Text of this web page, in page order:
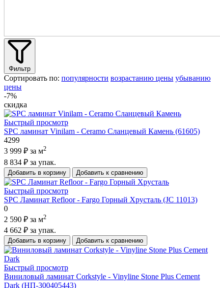
Фильтр
Сортировать по: популярности возрастанию цены убыванию
цены
-7%
скидка
Быстрый просмотр
SPC ламинат Vinilam - Ceramo Сланцевый Камень (61605)
4299
3 999 ₽ за м2
8 834 ₽ за упак.
Добавить в корзину Добавить к сравнению
Быстрый просмотр
SPC Ламинат Refloor - Fargo Горный Хрусталь (JC 11013)
0
2 590 ₽ за м2
4 662 ₽ за упак.
Добавить в корзину Добавить к сравнению
Быстрый просмотр
Виниловый ламинат Corkstyle - Vinyline Stone Plus Cement
Dark (НП-300405443)